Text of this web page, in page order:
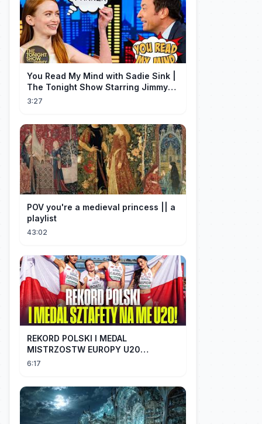
You Read My Mind with Sadie Sink |
The Tonight Show Starring Jimmy
Fallon
3:27
POV you're a medieval princess || a
playlist
43:02
REKORD POLSKI I MEDAL
MISTRZOSTW EUROPY U20
SZTAFETY 4 X 100 METRÓW KOBIET
6:17